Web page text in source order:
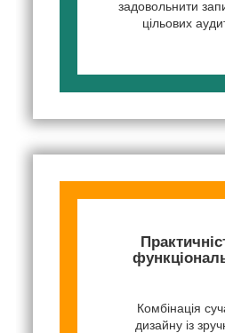
задовольнити
цільових
Комбінація
дизайну із